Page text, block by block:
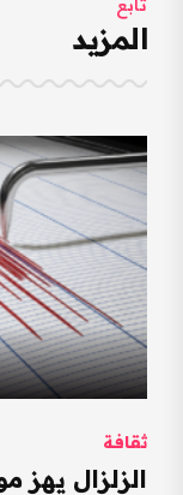
تابع
المزيد
ثقافة
الزلزال يهز